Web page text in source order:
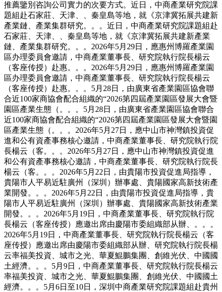
推薦鑒別咨詢公司實力的次要方式。近日，中商產業研究院課
題組赴石家莊、天津、、秦皇島等地，就《京津冀拓展共建新
產業鏈、產業集群研究。。。近日，中商產業研究院課題組赴
石家莊、天津、、秦皇島等地，就《京津冀拓展共建新產業
鏈、產業集群研究。。。2026年5月29日，應惠州博羅產業園
區办理委員會邀請，中商產業董事長、研究院執行院長楊云
（客座传授）赴惠。。。2026年5月29日，應惠州博羅產業園
區办理委員會邀請，中商產業董事長、研究院執行院長楊云
（客座传授）赴惠。。。5月28日，由廣東省產業園區協會聯
合近100家商協會配合組織的“2026第四屆產業園區發展大會暨
園區產業生態（。。。5月28日，由廣東省產業園區協會聯合
近100家商協會配合組織的“2026第四屆產業園區發展大會暨園
區產業生態（。。。2026年5月27日，應中山市神灣鎮投資促
進和公有資產事務核心邀請，中商產業董事長、研究院執行院
長楊云（客。。。2026年5月27日，應中山市神灣鎮投資促進
和公有資產事務核心邀請，中商產業董事長、研究院執行院長
楊云（客。。。2026年5月22日，由貴陽市投資促進局指導，
貴陽市人平易近駐廣州（深圳）辦事處、貴陽國家高新技術產
業開發。。。2026年5月22日，由貴陽市投資促進局指導，貴
陽市人平易近駐廣州（深圳）辦事處、貴陽國家高新技術產業
開發。。。2026年5月19日，中商產業董事長、研究院執行院
長楊云（客座传授）應邀出席由慶陽市委組織部从辦、。。。
2026年5月19日，中商產業董事長、研究院執行院長楊云（客
座传授）應邀出席由慶陽市委組織部从辦、研究院執行院長楊
云率福美投資、城市之光、華夏鯤鵬集團、創維光伏、中國國
土經濟。。。5月9日，中商產業董事長、研究院執行院長楊云
率福美投資、城市之光、華夏鯤鵬集團、創維光伏、中國國土
經濟。。。5月6日至10日，深圳中商產業研究院課題組赴貴州